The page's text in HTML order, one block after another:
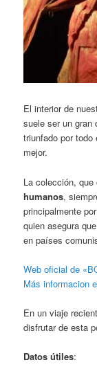
El interior de
suele ser un gran
triunfado por
mejor.
La colección,
humanos,
principalmente
quien asegura
en países
Web oficial de
Más informacion
En un viaje
disfrutar de esta
Datos útiles: